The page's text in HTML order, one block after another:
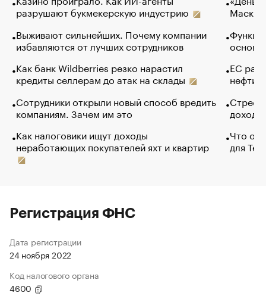
разрушают букмекерскую индустрию
Выживают сильнейших. Почему компании
избавляются от лучших сотрудников
Как банк Wildberries резко нарастил
кредиты селлерам до атак на склады
Сотрудники открыли новый способ вредить
компаниям. Зачем им это
Как налоговики ищут доходы
неработающих покупателей яхт и квартир
Маск в
основ
ЕС
нефти
Что
для
Регистрация ФНС
Дата регистрации
24 ноября 2022
Код налогового органа
4600